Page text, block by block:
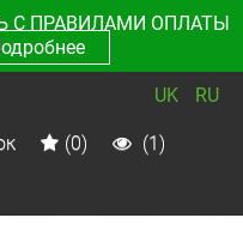
С ПРАВИЛАМИ ОПЛАТЫ
UK RU
(0) (1)